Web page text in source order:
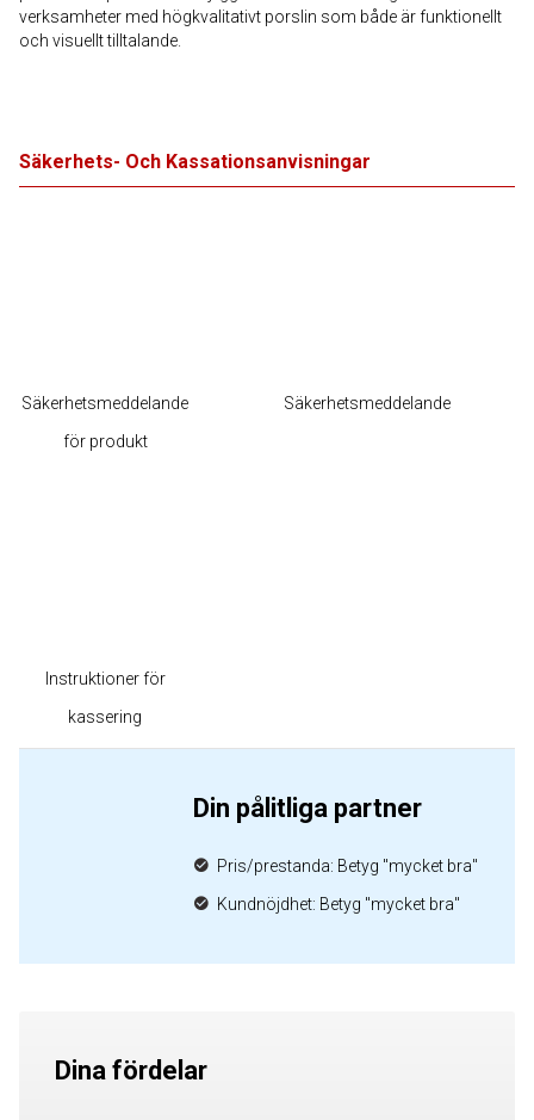
verksamheter med högkvalitativt porslin som både är funktionellt
och visuellt tilltalande.
Säkerhets- Och Kassationsanvisningar
Säkerhetsmeddelande
för produkt
Säkerhetsmeddelande
Instruktioner för
kassering
Din pålitliga partner
Pris/prestanda: Betyg "mycket bra"
Kundnöjdhet: Betyg "mycket bra"
Dina fördelar